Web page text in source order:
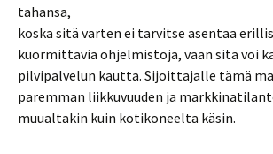
tahansa,
koska sitä varten ei tarvitse asentaa
kuormittavia ohjelmistoja, vaan sitä voi
pilvipalvelun kautta. Sijoittajalle tämä
paremman liikkuvuuden ja
muualtakin kuin kotikoneelta käsin.